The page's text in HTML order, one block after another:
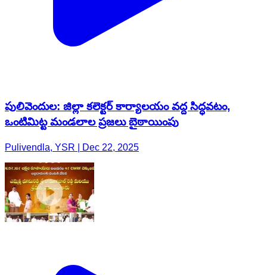
పులివెందుల: జిల్లా కలెక్టర్ కార్యాలయం వద్ద సిద్ధవటం,
ఒంటిమిట్ట మండలాల ప్రజలు బైఠాయింపు
Pulivendla, YSR | Dec 22, 2025